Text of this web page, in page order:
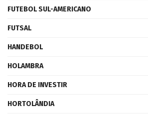
FUTEBOL SUL-AMERICANO
FUTSAL
HANDEBOL
HOLAMBRA
HORA DE INVESTIR
HORTOLÂNDIA